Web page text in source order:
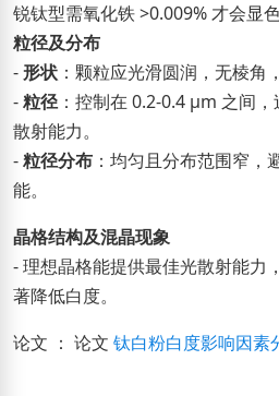
锐钛型需氧化铁 >0.009% 才会显色
粒径及分布
-形状 ：颗粒应光滑圆润，无棱角
-粒径：控制在 0.2-0.4 μm 之间
散射能力。
-粒径分布 ：均匀且分布范围窄，
能。
晶格结构及混晶现象
- 理想晶格能提供最佳光散射能力
著降低白度。
论文 ： 论文 钛白粉白度影响因素